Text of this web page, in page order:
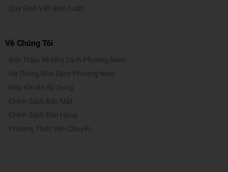
Quy Định Viết Bình Luận
Về Chúng Tôi
Giới Thiệu Về Nhà Sách Phương Nam
Hệ Thống Nhà Sách Phương Nam
Điều Khoản Sử Dụng
Chính Sách Bảo Mật
Chính Sách Bán Hàng
Phương Thức Vận Chuyển